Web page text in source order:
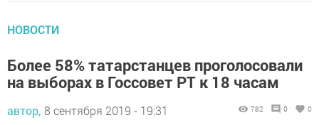
НОВОСТИ
Более 58% татарстанцев проголосовали
на выборах в Госсовет РТ к 18 часам
автор, 8 сентября 2019 - 19:31 782 0 0